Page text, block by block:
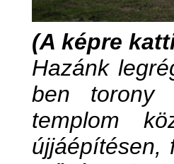
(A képre
Hazánk
ben torony
templom
újjáépítésen,